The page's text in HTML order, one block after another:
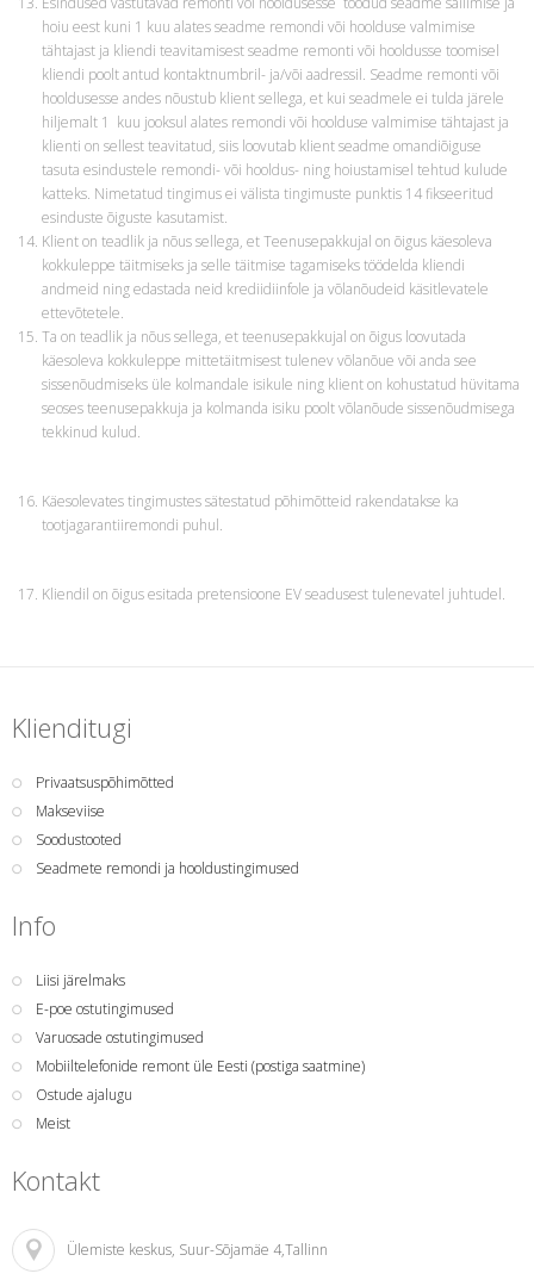
hoiu eest kuni 1 kuu alates seadme remondi või hoolduse valmimise
tähtajast ja kliendi teavitamisest seadme remonti või hooldusse toomisel
kliendi poolt antud kontaktnumbril- ja/või aadressil. Seadme remonti või
hooldusesse andes nõustub klient sellega, et kui seadmele ei tulda järele
hiljemalt 1 kuu jooksul alates remondi või hoolduse valmimise tähtajast ja
klienti on sellest teavitatud, siis loovutab klient seadme omandiõiguse
tasuta esindustele remondi- või hooldus- ning hoiustamisel tehtud kulude
katteks. Nimetatud tingimus ei välista tingimuste punktis 14 fikseeritud
esinduste õiguste kasutamist.
Klient on teadlik ja nõus sellega, et Teenusepakkujal on õigus käesoleva
kokkuleppe täitmiseks ja selle täitmise tagamiseks töödelda kliendi
andmeid ning edastada neid krediidiinfole ja võlanõudeid käsitlevatele
ettevõtetele.
Ta on teadlik ja nõus sellega, et teenusepakkujal on õigus loovutada
käesoleva kokkuleppe mittetäitmisest tulenev võlanõue või anda see
sissenõudmiseks üle kolmandale isikule ning klient on kohustatud hüvitama
seoses teenusepakkuja ja kolmanda isiku poolt võlanõude sissenõudmisega
tekkinud kulud.
Käesolevates tingimustes sätestatud põhimõtteid rakendatakse ka
tootjagarantiiremondi puhul.
Kliendil on õigus esitada pretensioone EV seadusest tulenevatel juhtudel.
Klienditugi
Privaatsuspõhimõtted
Makseviise
Soodustooted
Seadmete remondi ja hooldustingimused
Info
Liisi järelmaks
E-poe ostutingimused
Varuosade ostutingimused
Mobiiltelefonide remont üle Eesti (postiga saatmine)
Ostude ajalugu
Meist
Kontakt
Ülemiste keskus, Suur-Sõjamäe 4,Tallinn